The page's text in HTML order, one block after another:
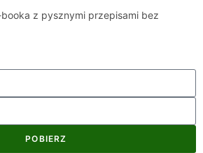
z pysznymi przepisami bez
POBIERZ